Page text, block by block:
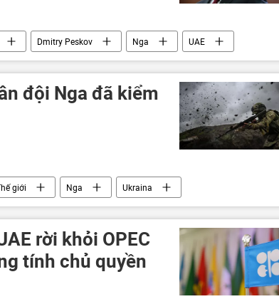
Dmitry Peskov Nga
UAE
Cuộc khủng hoảng ở Ukraina Kinh tế
đội Nga đã kiểm
giới Nga
Ukraina
Quân đội Nga
Hạm đội Biển Đen
rời khỏi OPEC
tính chủ quyền